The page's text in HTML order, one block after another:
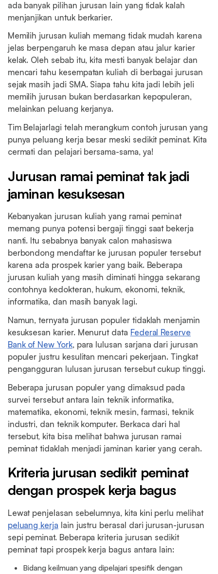
ada banyak pilihan jurusan lain yang tidak kalah
menjanjikan untuk berkarier.
Memilih jurusan kuliah memang tidak mudah karena
jelas berpengaruh ke masa depan atau jalur karier
kelak. Oleh sebab itu, kita mesti banyak belajar dan
mencari tahu kesempatan kuliah di berbagai jurusan
sejak masih jadi SMA. Siapa tahu kita jadi lebih jeli
memilih jurusan bukan berdasarkan kepopuleran,
melainkan peluang kerjanya.
Tim Belajarlagi telah merangkum contoh jurusan yang
punya peluang kerja besar meski sedikit peminat. Kita
cermati dan pelajari bersama-sama, ya!
Jurusan ramai peminat tak jadi
jaminan kesuksesan
Kebanyakan jurusan kuliah yang ramai peminat
memang punya potensi bergaji tinggi saat bekerja
nanti. Itu sebabnya banyak calon mahasiswa
berbondong mendaftar ke jurusan populer tersebut
karena ada prospek karier yang baik. Beberapa
jurusan kuliah yang masih diminati hingga sekarang
contohnya kedokteran, hukum, ekonomi, teknik,
informatika, dan masih banyak lagi.
Namun, ternyata jurusan populer tidaklah menjamin
kesuksesan karier. Menurut data Federal Reserve
Bank of New York, para lulusan sarjana dari jurusan
populer justru kesulitan mencari pekerjaan. Tingkat
pengangguran lulusan jurusan tersebut cukup tinggi.
Beberapa jurusan populer yang dimaksud pada
survei tersebut antara lain teknik informatika,
matematika, ekonomi, teknik mesin, farmasi, teknik
industri, dan teknik komputer. Berkaca dari hal
tersebut, kita bisa melihat bahwa jurusan ramai
peminat tidaklah menjadi jaminan karier yang cerah.
Kriteria jurusan sedikit peminat
dengan prospek kerja bagus
Lewat penjelasan sebelumnya, kita kini perlu melihat
peluang kerja lain justru berasal dari jurusan-jurusan
sepi peminat. Beberapa kriteria jurusan sedikit
peminat tapi prospek kerja bagus antara lain:
Bidang keilmuan yang dipelajari spesifik dengan